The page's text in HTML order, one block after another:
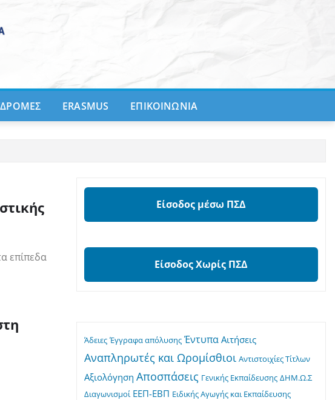
ERASMUS ΕΠΙΚΟΙΝΩΝΙΑ
επίπεδα
Είσοδος μέσω ΠΣΔ
Είσοδος Χωρίς ΠΣΔ
Άδειες Έγγραφα απόλυσης Έντυπα Αιτήσεις
Αναπληρωτές και Ωρομίσθιοι Αντιστοιχίες Τίτλων
Αξιολόγηση Αποσπάσεις Γενικής Εκπαίδευσης ΔΗΜ.Ω.Σ
Διαγωνισμοί ΕΕΠ-ΕΒΠ Ειδικής Αγωγής και Εκπαίδευσης